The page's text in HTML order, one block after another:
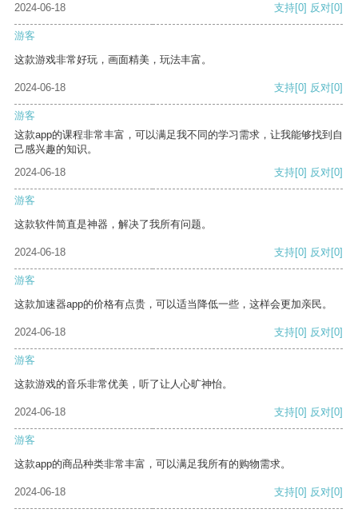
2024-06-18
支持[0] 反对[0]
游客
这款游戏非常好玩，画面精美，玩法丰富。
2024-06-18 支持[0] 反对[0]
游客
这款app的课程非常丰富，可以满足我不同的学习需求，让我能够找到自
己感兴趣的知识。
2024-06-18
支持[0] 反对[0]
游客
这款软件简直是神器，解决了我所有问题。
2024-06-18 支持[0] 反对[0]
游客
这款加速器app的价格有点贵，可以适当降低一些，这样会更加亲民。
2024-06-18 支持[0] 反对[0]
游客
这款游戏的音乐非常优美，听了让人心旷神怡。
2024-06-18 支持[0] 反对[0]
游客
这款app的商品种类非常丰富，可以满足我所有的购物需求。
2024-06-18 支持[0] 反对[0]